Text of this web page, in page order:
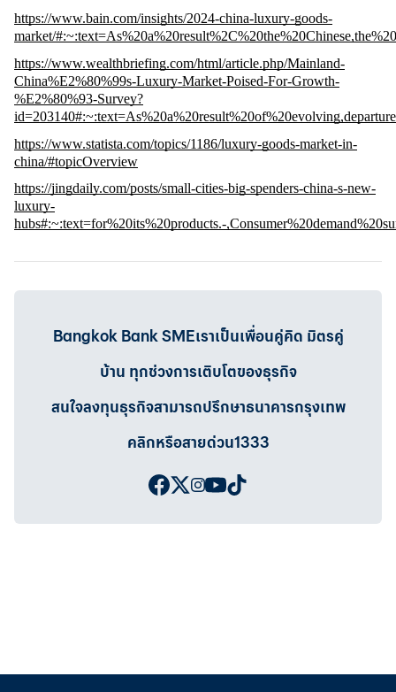
https://www.bain.com/insights/2024-china-luxury-goods-
market/
https://www.wealthbriefing.com/html/article.php/Mainland-
China%E2%80%99s-Luxury-Market-Poised-For-Growth-
%E2%80%93-Survey?
https://www.statista.com/topics/1186/luxury-goods-market-in-
china/#topicOverview
https://jingdaily.com/posts/small-cities-big-spenders-china-s-new-
luxury-
hubs#:~:text=for%20its%20products.-
Bangkok Bank SMEเราเป็นเพื่อนคู่คิด มิตรคู่
บ้าน ทุกช่วงการเติบโตของธุรกิจ
สนใจลงทุนธุรกิจสามารถปรึกษาธนาคารกรุงเทพ
คลิกหรือสายด่วน1333